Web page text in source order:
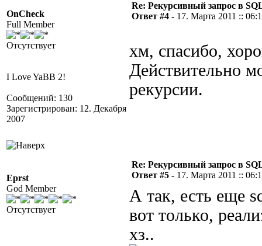
OnCheck
Full Member
Отсутствует
I Love YaBB 2!
Сообщений: 130
Зарегистрирован: 12. Декабря
2007
Re: Рекурсивный запрос в
Ответ #4 - 17. Марта 2011 ::
хм, спасибо,
Действительно
рекурсии.
Eprst
God Member
Отсутствует
Re: Рекурсивный запрос в
Ответ #5 - 17. Марта 2011 ::
А так, есть еще
вот только,
хз..